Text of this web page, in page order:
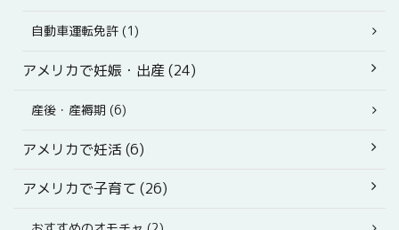
自動車運転免許 (1)
アメリカで妊娠・出産 (24)
産後・産褥期 (6)
アメリカで妊活 (6)
アメリカで子育て (26)